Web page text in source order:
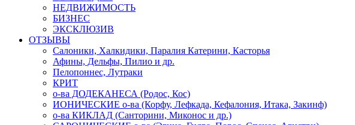
НЕДВИЖИМОСТЬ
БИЗНЕС
ЭКСКЛЮЗИВ
ОТЗЫВЫ
Салоники, Халкидики, Паралия Катерини, Касторья
Афины, Дельфы, Пилио и др.
Пелопоннес, Лутраки
КРИТ
о-ва ДОДЕКАНЕСА (Родос, Кос)
ИОНИЧЕСКИЕ о-ва (Корфу, Лефкада, Кефалония, Итака, Закинф)
о-ва КИКЛАД (Санторини, Миконос и др.)